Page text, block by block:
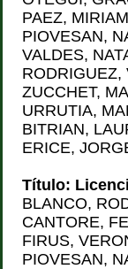
PAEZ,
PIOVESAN,
VALDES,
RODRIGUEZ,
ZUCCHET,
URRUTIA,
BITRIAN,
ERICE,
Título:
BLANCO,
CANTORE,
FIRUS,
PIOVESAN,